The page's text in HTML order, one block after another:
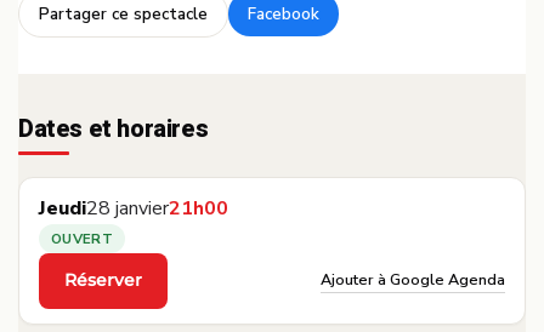
Partager ce spectacle
·
Facebook
Dates et horaires
Jeudi28 janvier21h00
OUVERT
Réserver
·
Ajouter à Google Agenda